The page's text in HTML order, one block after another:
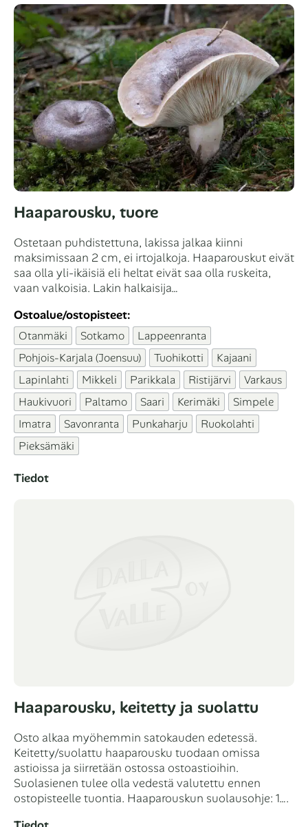
Haaparousku, tuore
Ostetaan puhdistettuna, lakissa jalkaa kiinni
maksimissaan 2 cm, ei irtojalkoja. Haaparouskut eivät
saa olla yli-ikäisiä eli heltat eivät saa olla ruskeita,
vaan valkoisia. Lakin halkaisija…
Ostoalue/ostopisteet:
Otanmäki Sotkamo
Lappeenranta
Pohjois-Karjala (Joensuu)
Tuohikotti
Kajaani
Lapinlahti
Mikkeli Parikkala Ristijärvi
Varkaus
Haukivuori
Paltamo Saari Kerimäki
Simpele
Imatra
Savonranta Punkaharju
Ruokolahti
Pieksämäki
Tiedot
Haaparousku, keitetty ja suolattu
Osto alkaa myöhemmin satokauden edetessä.
Keitetty/suolattu haaparousku tuodaan omissa
astioissa ja siirretään ostossa ostoastioihin.
Suolasienen tulee olla vedestä valutettu ennen
ostopisteelle tuontia. Haaparouskun suolausohje: 1….